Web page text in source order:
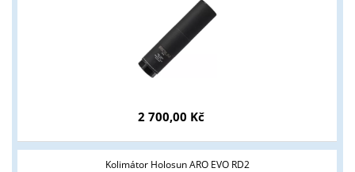
2 700,00 Kč
Kolimátor Holosun ARO EVO RD2